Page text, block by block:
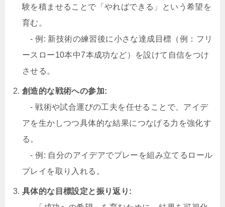
験を積ませることで「やればできる」という希望を
育む。
- 例: 新技術の練習後に小さな達成目標（例：フリ
ースロー10本中7本成功など）を設けて自信をつけ
させる。
創造的な戦術への参加:
- 戦術や試合運びの工夫を任せることで、アイデ
アを生かしつつ具体的な結果につなげる力を強化す
る。
- 例: 自分のアイデアでプレーを組み立てるロール
プレイを取り入れる。
具体的な目標設定と振り返り: